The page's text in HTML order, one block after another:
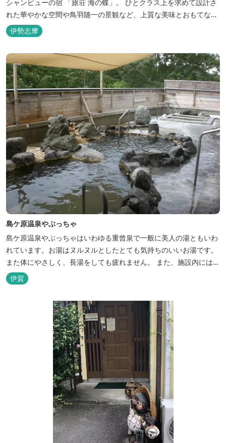
シャンビューの宿 「旅荘 海の蝶」。 ひとクラス上を求めて設計さ
れた華やかな空間や鳥羽随一の景観など、上質な美味とおもてなし
をお約束します。 海の蝶ならではのゆとりの休日をお過ごし下さい
ませ。
伊勢志摩
島ケ原温泉やぶっちゃ
島ケ原温泉やぶっちゃはいわゆる重曾泉で一般に美人の湯ともいわ
れています。お湯はヌルヌルとしたとても気持ちのいいお湯です。
また体にやさしく、長湯をしても疲れません。 また、施設内にはオ
ートキャンプ場、デイキャンプ場、テニスコート、水遊び場（夏季
限定）、こんにゃくやパン作りの体験できる工房などがあります。
木津川（鯛ケ瀬）のほとりにある美しい自然を生かしたオートキャ
ンプやディキャンプ...
伊賀